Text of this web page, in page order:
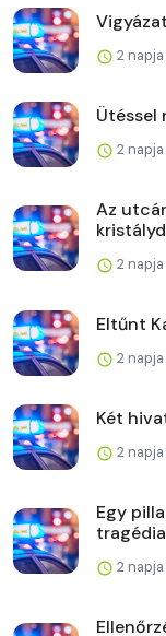
2
Ütéssel
2
Az
2
Eltűnt
2
Két
2
Egy
tragédia
2